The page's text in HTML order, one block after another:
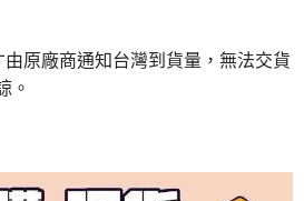
原廠商通知台灣到貨量，無法交貨
。